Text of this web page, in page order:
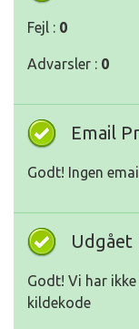
Fejl : 0
Advarsler : 0
Email
Godt! Ingen
Udgået
Godt! Vi har
kildekode